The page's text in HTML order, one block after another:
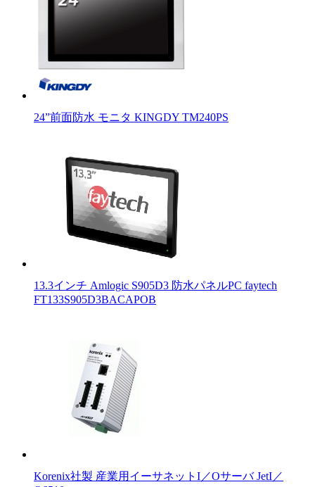
24”前面防水 モニタ KINGDY TM240PS
13.3インチ Amlogic S905D3 防水パネルPC faytech
FT133S905D3BACAPOB
Korenix社製 産業用イーサネットI／Oサーバ JetI／